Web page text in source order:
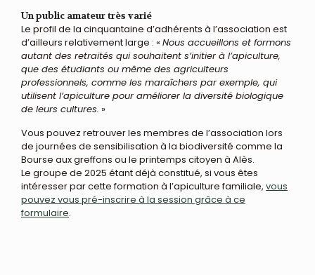
Un public amateur très varié
Le profil de la cinquantaine d’adhérents à l’association est
d’ailleurs relativement large : « Nous accueillons et formons
autant des retraités qui souhaitent s’initier à l’apiculture,
que des étudiants ou même des agriculteurs
professionnels, comme les maraîchers par exemple, qui
utilisent l’apiculture pour améliorer la diversité biologique
de leurs cultures. »
Vous pouvez retrouver les membres de l’association lors
de journées de sensibilisation à la biodiversité comme la
Bourse aux greffons ou le printemps citoyen à Alès.
Le groupe de 2025 étant déjà constitué, si vous êtes
intéresser par cette formation à l’apiculture familiale, vous
pouvez vous pré-inscrire à la session grâce à ce
formulaire.